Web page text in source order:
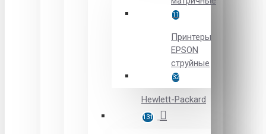
11
Принтеры
EPSON
струйные
32
Hewlett-Packard
131